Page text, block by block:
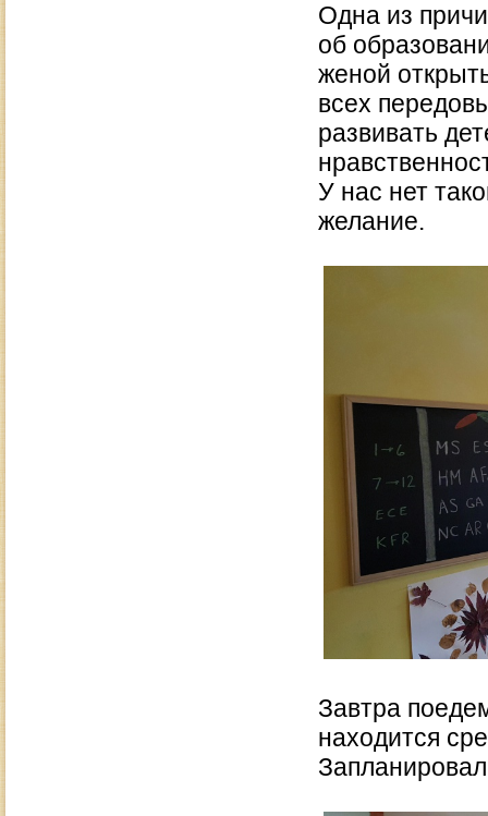
Одна из
об
женой
всех
развивать
У нас нет
желание.
Завтра
находится